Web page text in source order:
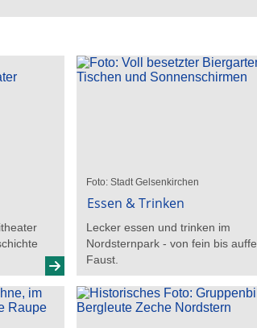
Foto: Stadt Gelsenkirchen
Essen & Trinken
Lecker essen und trinken im
Nordsternpark - von fein bis auffe
Faust.